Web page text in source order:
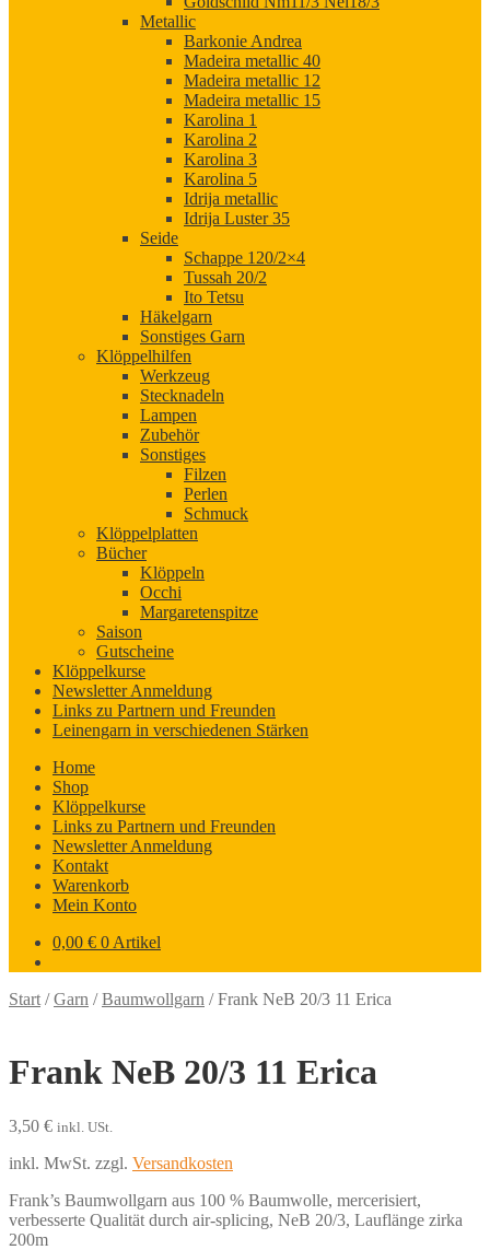
Metallic
Barkonie Andrea
Madeira metallic 40
Madeira metallic 12
Madeira metallic 15
Karolina 1
Karolina 2
Karolina 3
Karolina 5
Idrija metallic
Idrija Luster 35
Seide
Schappe 120/2×4
Tussah 20/2
Ito Tetsu
Häkelgarn
Sonstiges Garn
Klöppelhilfen
Werkzeug
Stecknadeln
Lampen
Zubehör
Sonstiges
Filzen
Perlen
Schmuck
Klöppelplatten
Bücher
Klöppeln
Occhi
Margaretenspitze
Saison
Gutscheine
Klöppelkurse
Newsletter Anmeldung
Links zu Partnern und Freunden
Leinengarn in verschiedenen Stärken
Home
Shop
Klöppelkurse
Links zu Partnern und Freunden
Newsletter Anmeldung
Kontakt
Warenkorb
Mein Konto
0,00 € 0 Artikel
Start /Garn /Baumwollgarn /Frank NeB 20/3 11 Erica
Frank NeB 20/3 11 Erica
3,50 € inkl. USt.
inkl. MwSt. zzgl. Versandkosten
Frank’s Baumwollgarn aus 100 % Baumwolle, mercerisiert,
verbesserte Qualität durch air-splicing, NeB 20/3, Lauflänge zirka
200m